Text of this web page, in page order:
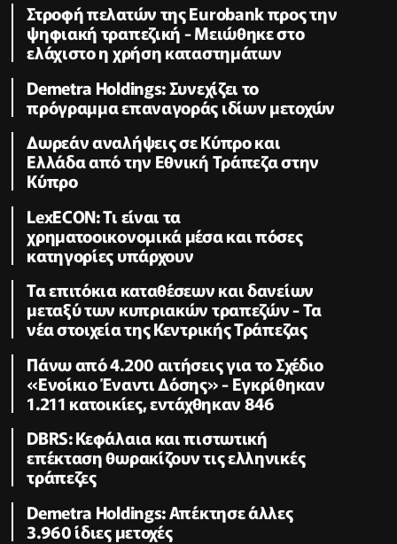
Στροφή πελατών της Eurobank προς την
ψηφιακή τραπεζική - Μειώθηκε στο
ελάχιστο η χρήση καταστημάτων
Demetra Holdings: Συνεχίζει το
πρόγραμμα επαναγοράς ιδίων μετοχών
Δωρεάν αναλήψεις σε Κύπρο και
Ελλάδα από την Εθνική Τράπεζα στην
Κύπρο
LexECON: Τι είναι τα
χρηματοοικονομικά μέσα και πόσες
κατηγορίες υπάρχουν
Τα επιτόκια καταθέσεων και δανείων
μεταξύ των κυπριακών τραπεζών - Τα
νέα στοιχεία της Κεντρικής Τράπεζας
Πάνω από 4.200 αιτήσεις για το Σχέδιο
«Ενοίκιο Έναντι Δόσης» - Εγκρίθηκαν
1.211 κατοικίες, εντάχθηκαν 846
DBRS: Κεφάλαια και πιστωτική
επέκταση θωρακίζουν τις ελληνικές
τράπεζες
Demetra Holdings: Απέκτησε άλλες
3.960 ίδιες μετοχές